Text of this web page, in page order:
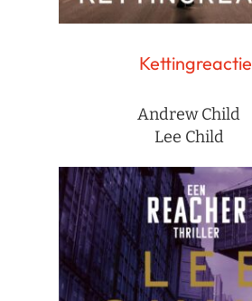
Kettingreactie
Andrew Child
Lee Child